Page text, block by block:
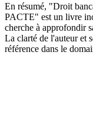
En résumé, "Droit
PACTE" est un livre
cherche à approfondir
La clarté de l'auteur et
référence dans le